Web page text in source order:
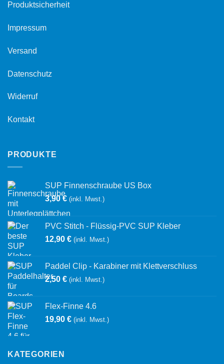
Produktsicherheit
Impressum
Versand
Datenschutz
Widerruf
Kontakt
PRODUKTE
SUP Finnenschraube US Box
3,90€ (inkl. Mwst.)
PVC Stitch - Flüssig-PVC SUP Kleber
12,90 € (inkl. Mwst.)
Paddel Clip - Karabiner mit Klettverschluss
2,50 € (inkl. Mwst.)
Flex-Finne 4.6
19,90 € (inkl. Mwst.)
KATEGORIEN